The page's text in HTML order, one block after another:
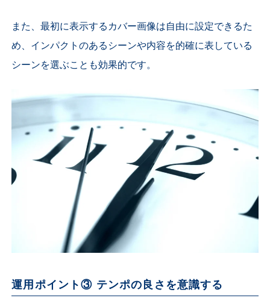
また、最初に表示するカバー画像は自由に設定できるた
め、インパクトのあるシーンや内容を的確に表している
シーンを選ぶことも効果的です。
運用ポイント③ テンポの良さを意識する